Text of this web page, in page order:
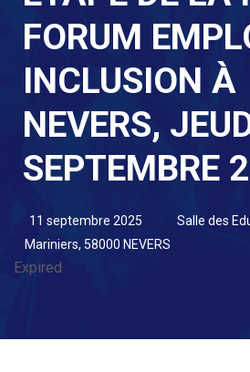
FORUM
INCLUSION À
NEVERS,
SEPTEMBRE
11 septembre 2025
Salle des
Mariniers, 58000 NEVERS
Expired